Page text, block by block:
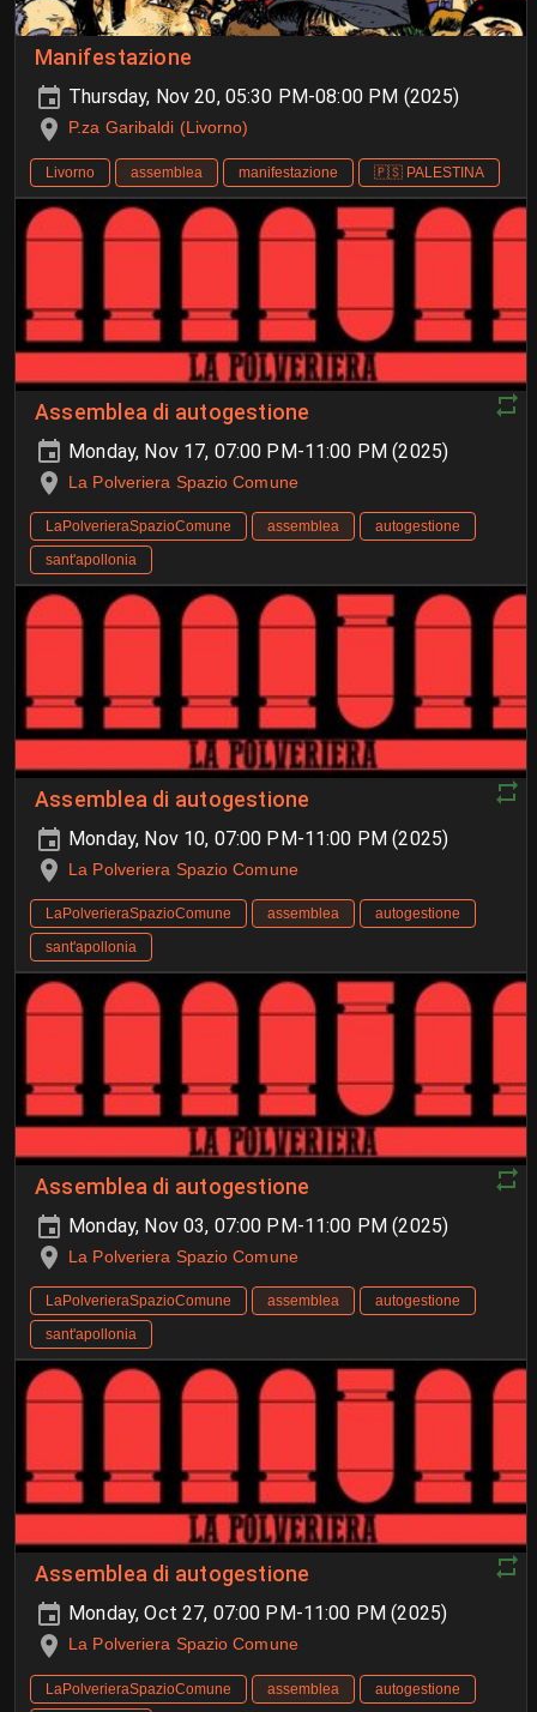
Manifestazione
Thursday, Nov 20, 05:30 PM-08:00 PM (2025)
P.za Garibaldi (Livorno)
Livorno assemblea manifestazione 🇵🇸 PALESTINA
Assemblea di autogestione
Monday, Nov 17, 07:00 PM-11:00 PM (2025)
La Polveriera Spazio Comune
LaPolverieraSpazioComune assemblea
autogestione
sant'apollonia
Assemblea di autogestione
Monday, Nov 10, 07:00 PM-11:00 PM (2025)
La Polveriera Spazio Comune
LaPolverieraSpazioComune assemblea
autogestione
sant'apollonia
Assemblea di autogestione
Monday, Nov 03, 07:00 PM-11:00 PM (2025)
La Polveriera Spazio Comune
LaPolverieraSpazioComune assemblea
autogestione
sant'apollonia
Assemblea di autogestione
Monday, Oct 27, 07:00 PM-11:00 PM (2025)
La Polveriera Spazio Comune
LaPolverieraSpazioComune assemblea autogestione